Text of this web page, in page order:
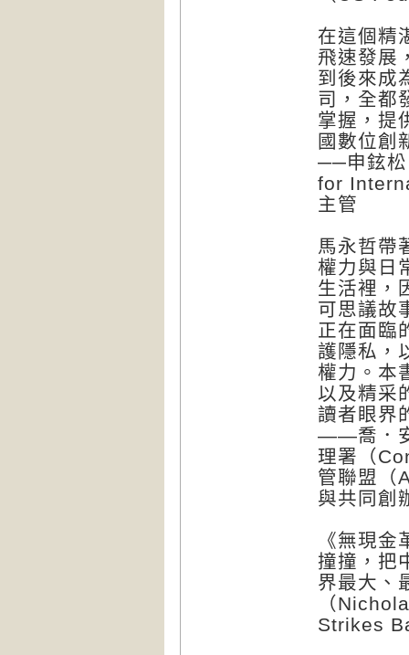
在這個精
飛速發展
到後來成
司，全都
掌握，提
國數位創
──申鉉松
for
主管
馬永哲帶
權力與日
生活裡，
可思議故
正在面臨
護隱私，
權力。本
以及精采
讀者眼界
——喬．
理署（
管聯盟（
與共同創
《無現
撞撞，把
界最大、
（
Strikes